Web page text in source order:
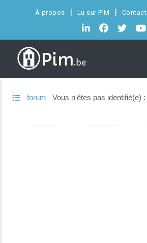
À propos Lu sur PIM Contact
forum Vous n'êtes pas identifié(e) :